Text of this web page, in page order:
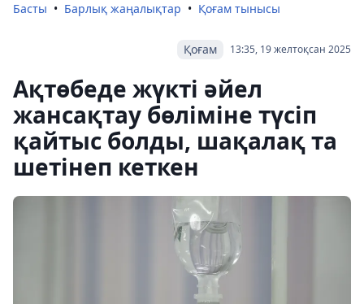
Басты Барлық жаңалықтар Қоғам тынысы
13:35, 19 желтоқсан 2025
Қоғам
Ақтөбеде жүкті әйел
жансақтау бөліміне түсіп
қайтыс болды, шақалақ та
шетінеп кеткен